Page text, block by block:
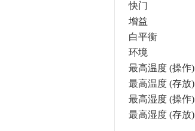
快门
增益
白平衡
环境
最高温度 (操作)
最高温度 (存放)
最高湿度 (操作)
最高湿度 (存放)